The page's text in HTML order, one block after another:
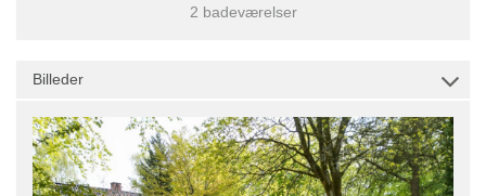
2 badeværelser
Billeder